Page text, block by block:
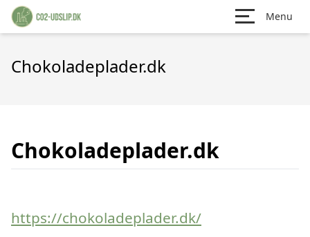
Menu
Chokoladeplader.dk
Chokoladeplader.dk
https://chokoladeplader.dk/